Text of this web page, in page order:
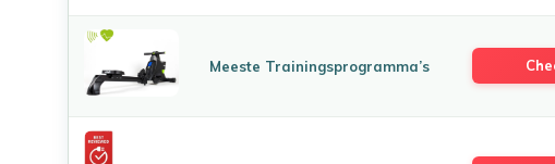
Meeste Trainingsprogramma’s